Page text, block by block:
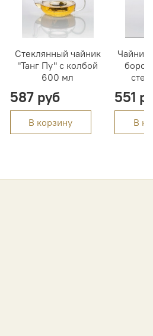
Стеклянный чайник
"Танг Пу" с колбой
600 мл
587 руб
В корзину
Чайник
551
В